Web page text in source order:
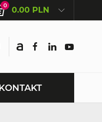
0 0.00 PLN